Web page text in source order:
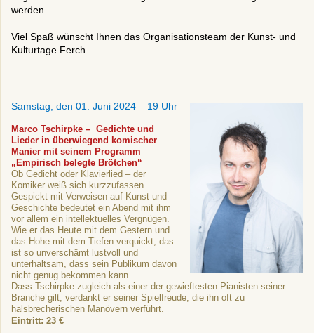
werden.
Viel Spaß wünscht Ihnen das Organisationsteam der Kunst- und
Kulturtage Ferch
Samstag, den 01. Juni 2024 19 Uhr
Marco Tschirpke – Gedichte und
Lieder in überwiegend komischer
Manier mit seinem Programm
„Empirisch belegte Brötchen“
Ob Gedicht oder Klavierlied – der
Komiker weiß sich kurzzufassen.
Gespickt mit Verweisen auf Kunst und
Geschichte bedeutet ein Abend mit ihm
vor allem ein intellektuelles Vergnügen.
Wie er das Heute mit dem Gestern und
das Hohe mit dem Tiefen verquickt, das
ist so unverschämt lustvoll und
unterhaltsam, dass sein Publikum davon
nicht genug bekommen kann.
Dass Tschirpke zugleich als einer der gewieftesten Pianisten seiner
Branche gilt, verdankt er seiner Spielfreude, die ihn oft zu
halsbrecherischen Manövern verführt.
Eintritt: 23 €